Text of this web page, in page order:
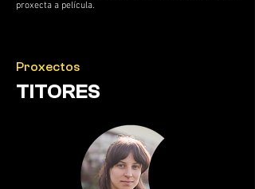
proxecta a película.
Proxectos
TITORES